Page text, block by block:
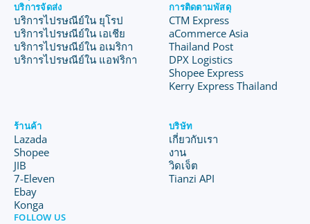
บริการจัดส่ง
บริการไปรษณีย์ใน ยุโรป
บริการไปรษณีย์ใน เอเชีย
บริการไปรษณีย์ใน อเมริกา
บริการไปรษณีย์ใน แอฟริกา
การติดตามพัสดุ
CTM Express
aCommerce Asia
Thailand Post
DPX Logistics
Shopee Express
Kerry Express Thailand
ร้านค้า
Lazada
Shopee
JIB
7-Eleven
Ebay
Konga
บริษัท
เกี่ยวกับเรา
งาน
วิดเจ็ต
Tianzi API
FOLLOW US